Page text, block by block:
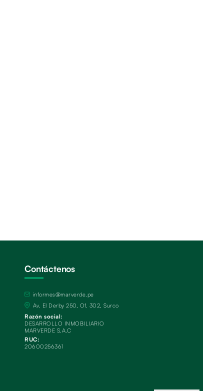
Contáctenos
informes@marverde.pe
Av. El Derby 250, Of. 302, Surco
Razón social:
DESARROLLO INMOBILIARIO
MARVERDE S.A.C
RUC:
20600256361